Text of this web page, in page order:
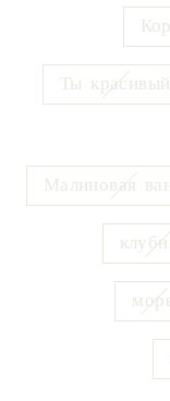
Ты красивый
Малиновая